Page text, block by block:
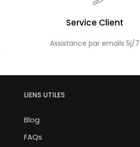
Service Client
Assistance par emails 5j/7
LIENS UTILES
Blog
FAQs